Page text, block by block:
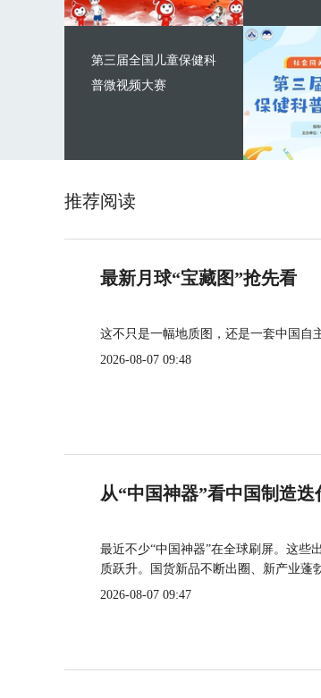
第三届全国儿童保健科
普微视频大赛
推荐阅读
最新月球“宝藏图”抢先看
这不只是一幅地质图，还是一套中国自
2026-08-07 09:48
从“中国神器”看中国制造迭
最近不少“中国神器”在全球刷屏。这些
质跃升。国货新品不断出圈、新产业蓬
2026-08-07 09:47